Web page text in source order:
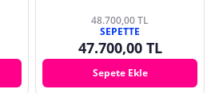
48.700,00 TL
SEPETTE
47.700,00 TL
Sepete Ekle